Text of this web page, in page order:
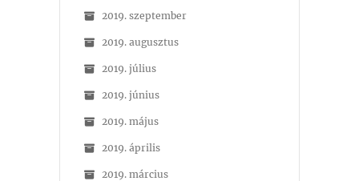
2019. szeptember
2019. augusztus
2019. július
2019. június
2019. május
2019. április
2019. március